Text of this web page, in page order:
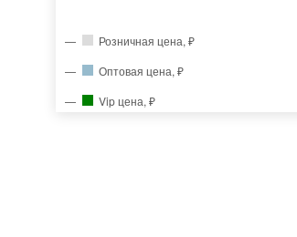
Розничная цена, ₽
Оптовая цена, ₽
Vip цена, ₽